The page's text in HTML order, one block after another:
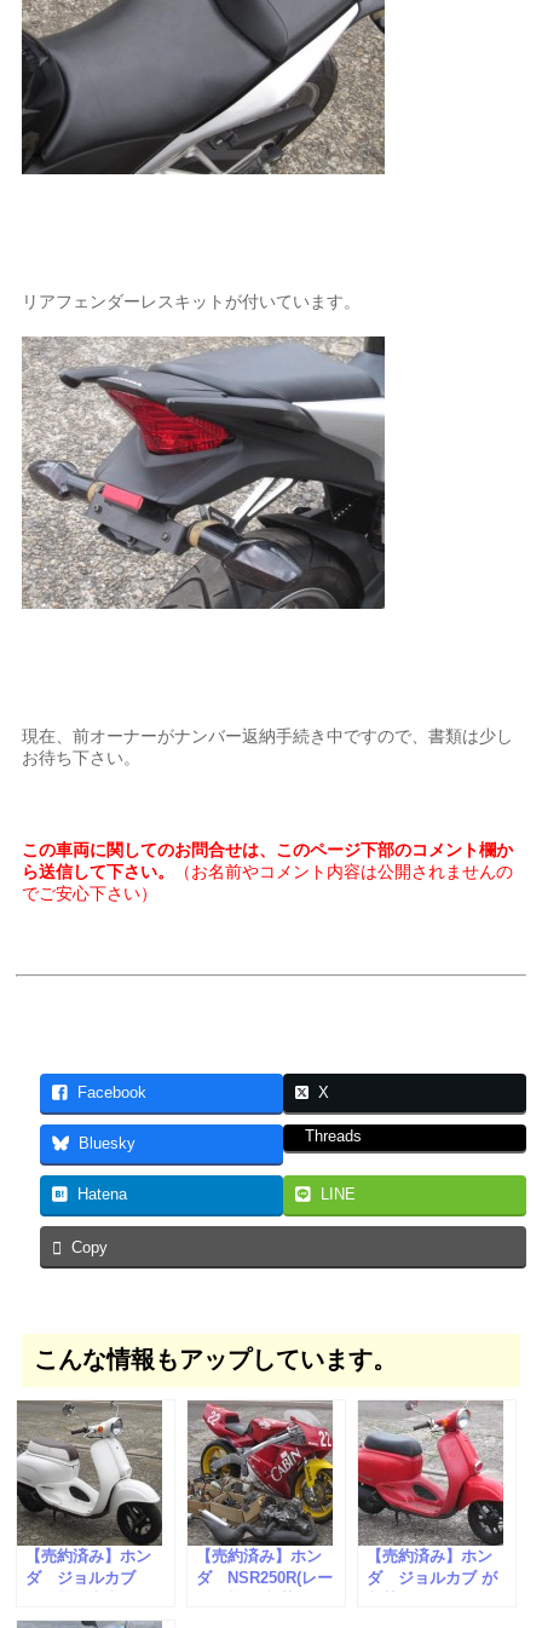
リアフェンダーレスキットが付いています。
現在、前オーナーがナンバー返納手続き中ですので、書類は少し
お待ち下さい。
この車両に関してのお問合せは、このページ下部のコメント欄か
ら送信して下さい。
（お名前やコメント内容は公開されませんの
でご安心下さい）
Facebook X
Bluesky Threads
Hatena LINE
Copy
こんな情報もアップしています。
【売約済み】ホン
ダ ジョルカブ
【売約済み】ホン
ダ NSR250R(レー
【売約済み】ホン
ダ ジョルカブ が